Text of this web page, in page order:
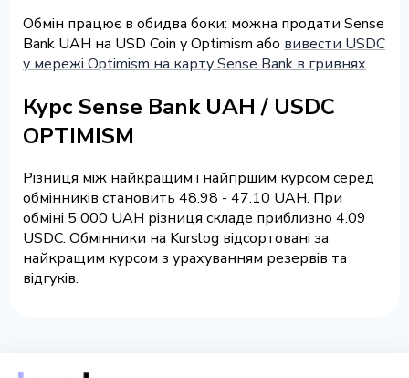
Обмін працює в обидва боки: можна продати Sense
Bank UAH на USD Coin у Optimism або вивести USDC
у мережі Optimism на карту Sense Bank в гривнях.
Курс Sense Bank UAH / USDC
OPTIMISM
Різниця між найкращим і найгіршим курсом серед
обмінників становить 48.98 - 47.10 UAH. При
обміні 5 000 UAH різниця складе приблизно 4.09
USDC. Обмінники на Kurslog відсортовані за
найкращим курсом з урахуванням резервів та
відгуків.